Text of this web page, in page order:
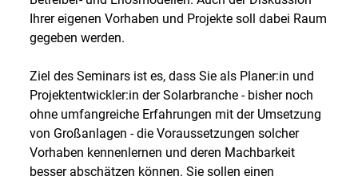
Ihrer eigenen Vorhaben und Projekte soll dabei Raum
gegeben werden.
Ziel des Seminars ist es, dass Sie als Planer:in und
Projektentwickler:in der Solarbranche - bisher noch
ohne umfangreiche Erfahrungen mit der Umsetzung
von Großanlagen - die Voraussetzungen solcher
Vorhaben kennenlernen und deren Machbarkeit
besser abschätzen können. Sie sollen einen